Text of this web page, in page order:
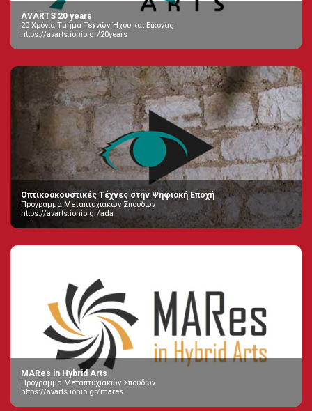
AVARTS 20 years
20 Χρόνια Τμήμα Τεχνών Ήχου και Εικόνας
https://avarts.ionio.gr/20years
Οπτικοακουστικές Τέχνες στην Ψηφιακή Εποχή
Πρόγραμμα Μεταπτυχιακών Σπουδών
https://avarts.ionio.gr/ada
MARes in Hybrid Arts
Πρόγραμμα Μεταπτυχιακών Σπουδών
https://avarts.ionio.gr/mares